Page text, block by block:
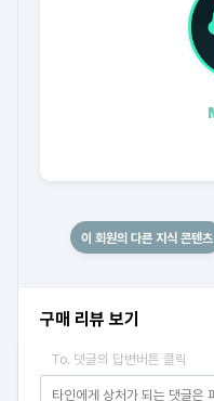
이 회원의 다른 지식 콘텐츠
구매 리뷰 보기
To. 댓글의 답변버튼 클릭